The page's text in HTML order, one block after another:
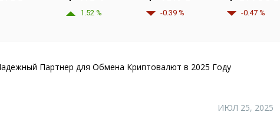
1.52 % -0.39 % -0.47 %
Партнер для Обмена Криптовалют в 2025 Году
ИЮЛ 25, 2025